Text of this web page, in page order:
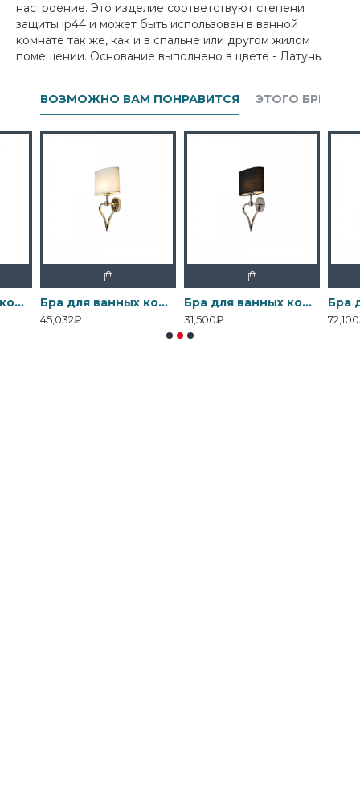
настроение. Это изделие соответствуют степени
защиты ip44 и может быть использован в ванной
комнате так же, как и в спальне или другом жилом
помещении. Основание выполнено в цвете - Латунь.
ВОЗМОЖНО ВАМ ПОНРАВИТСЯ ЭТОГО БРЕНДА
Бра для ванных комнат BATH-DEMELZA-PC Elstead, арт. BATH-DEMELZA-PC Бра для ванных комнат BATH-FALMOUTH-FG Elstead, арт. BATH-FALMOUTH-FG
45,032₽
Бра для ванных комнат BATH-FALMOUTH-PC Elstead, арт. BATH-FALMOUTH-PC
31,500₽